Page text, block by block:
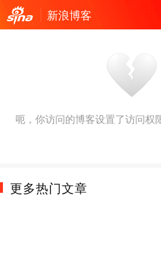
新浪博客
呃，你访问的博客设置了访问权
更多热门文章